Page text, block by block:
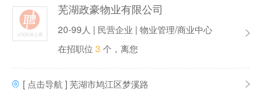
芜湖政豪物业有限公司
20-99人 | 民营企业 | 物业管理/商业中心
在招职位 3 个，离您
[ 点击导航 ] 芜湖市鸠江区梦溪路